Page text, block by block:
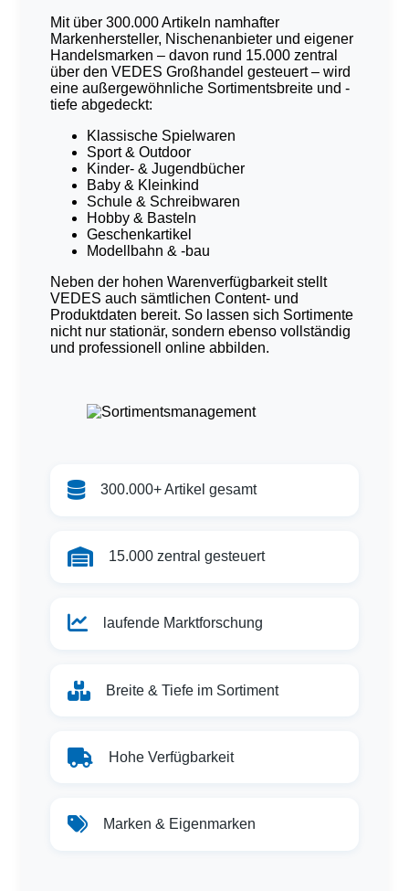
Mit über 300.000 Artikeln namhafter
Markenhersteller, Nischenanbieter und eigener
Handelsmarken – davon rund 15.000 zentral
über den VEDES Großhandel gesteuert – wird
eine außergewöhnliche Sortimentsbreite und -
tiefe abgedeckt:
Klassische Spielwaren
Sport & Outdoor
Kinder- & Jugendbücher
Baby & Kleinkind
Schule & Schreibwaren
Hobby & Basteln
Geschenkartikel
Modellbahn & -bau
Neben der hohen Warenverfügbarkeit stellt
VEDES auch sämtlichen Content- und
Produktdaten bereit. So lassen sich Sortimente
nicht nur stationär, sondern ebenso vollständig
und professionell online abbilden.
300.000+ Artikel gesamt
15.000 zentral gesteuert
laufende Marktforschung
Breite & Tiefe im Sortiment
Hohe Verfügbarkeit
Marken & Eigenmarken